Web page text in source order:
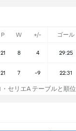
P W +/- ゴール
21 8 4 29:25
21 7 -9 22:31
セリエA テーブルと順位